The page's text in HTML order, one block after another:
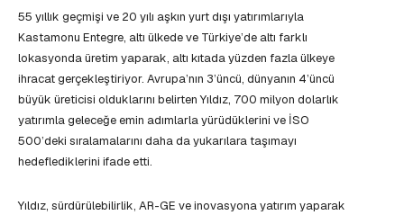
55 yıllık geçmişi ve 20 yılı aşkın yurt dışı yatırımlarıyla
Kastamonu Entegre, altı ülkede ve Türkiye’de altı farklı
lokasyonda üretim yaparak, altı kıtada yüzden fazla ülkeye
ihracat gerçekleştiriyor. Avrupa’nın 3’üncü, dünyanın 4’üncü
büyük üreticisi olduklarını belirten Yıldız, 700 milyon dolarlık
yatırımla geleceğe emin adımlarla yürüdüklerini ve İSO
500’deki sıralamalarını daha da yukarılara taşımayı
hedeflediklerini ifade etti.
Yıldız, sürdürülebilirlik, AR-GE ve inovasyona yatırım yaparak